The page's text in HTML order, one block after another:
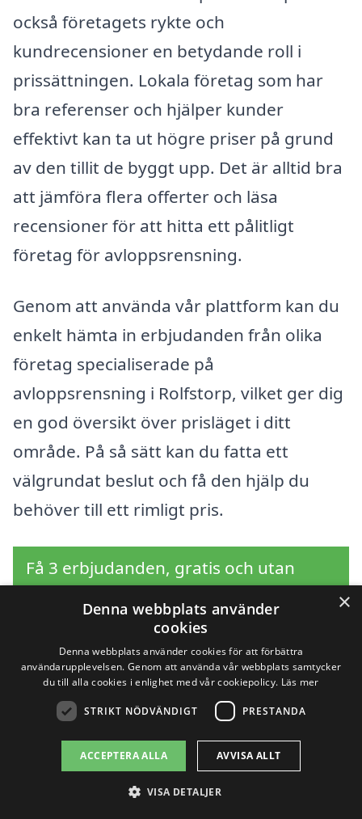
också företagets rykte och
kundrecensioner en betydande roll i
prissättningen. Lokala företag som har
bra referenser och hjälper kunder
effektivt kan ta ut högre priser på grund
av den tillit de byggt upp. Det är alltid bra
att jämföra flera offerter och läsa
recensioner för att hitta ett pålitligt
företag för avloppsrensning.
Genom att använda vår plattform kan du
enkelt hämta in erbjudanden från olika
företag specialiserade på
avloppsrensning i Rolfstorp, vilket ger dig
en god översikt över prisläget i ditt
område. På så sätt kan du fatta ett
välgrundat beslut och få den hjälp du
behöver till ett rimligt pris.
Få 3 erbjudanden, gratis och utan
Sök efter en
professionell för
avloppsrensning i
andra städer nära
×
Denna webbplats använder
cookies
Denna webbplats använder cookies för att förbättra
användarupplevelsen. Genom att använda vår webbplats samtycker
du till alla cookies i enlighet med vår cookiepolicy. Läs mer
STRIKT NÖDVÄNDIGT PRESTANDA
ACCEPTERA ALLA AVVISA ALLT
VISA DETALJER